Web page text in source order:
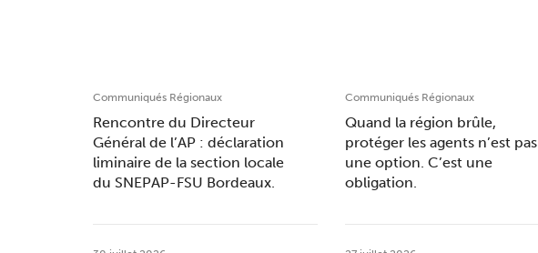
Communiqués Régionaux
Rencontre du Directeur
Général de l’AP : déclaration
liminaire de la section locale
du SNEPAP-FSU Bordeaux.
Communiqués Régionaux
Quand la région brûle,
protéger les agents n’est pas
une option. C’est une
obligation.